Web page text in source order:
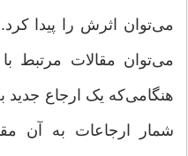
می‌توان اثرش را پیدا
می‌توان مقالات مرتبط
هنگامی‌که یک ارجاع جدید
شمار ارجاعات به آن